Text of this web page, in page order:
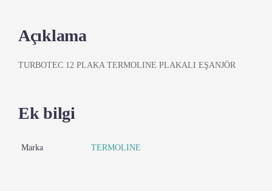
Açıklama
TURBOTEC 12 PLAKA TERMOLINE PLAKALI EŞANJÖR
Ek bilgi
Marka TERMOLINE